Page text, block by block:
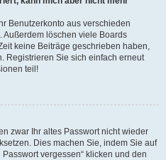
Benutzerkonto aus verschieden
Außerdem löschen viele Boards
keine Beiträge geschrieben haben,
Registrieren Sie sich einfach erneut
teil!
zwar Ihr altes Passwort nicht wieder
Dies machen Sie, indem Sie auf
vergessen“ klicken und den